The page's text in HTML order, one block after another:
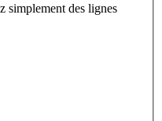
simplement des lignes